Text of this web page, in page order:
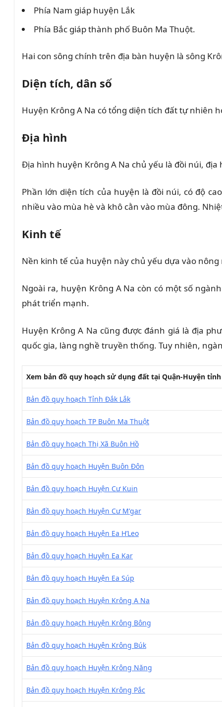
Phía Nam giáp huyện Lắk
Phía Bắc giáp thành phố Buôn Ma Thuột.
Hai con sông chính trên địa bàn huyện là sông
Diện tích, dân số
Huyện Krông A Na có tổng diện tích đất tự nhiên
Địa hình
Địa hình huyện Krông A Na chủ yếu là đồi núi,
Phần lớn diện tích của huyện là đồi núi, có độ
nhiều vào mùa hè và khô cằn vào mùa đông.
Kinh tế
Nền kinh tế của huyện này chủ yếu dựa vào
Ngoài ra, huyện Krông A Na còn có một số
phát triển mạnh.
Huyện Krông A Na cũng được đánh giá là địa
quốc gia, làng nghề truyền thống. Tuy nhiên,
Xem bản đồ quy hoạch sử dụng đất tại Quận-Huyện
Bản đồ quy hoạch Tỉnh Đắk Lắk
Bản đồ quy hoạch TP Buôn Ma Thuột
Bản đồ quy hoạch Thị Xã Buôn Hồ
Bản đồ quy hoạch Huyện Buôn Đôn
Bản đồ quy hoạch Huyện Cư Kuin
Bản đồ quy hoạch Huyện Cư M’gar
Bản đồ quy hoạch Huyện Ea H’Leo
Bản đồ quy hoạch Huyện Ea Kar
Bản đồ quy hoạch Huyện Ea Súp
Bản đồ quy hoạch Huyện Krông A Na
Bản đồ quy hoạch Huyện Krông Bông
Bản đồ quy hoạch Huyện Krông Búk
Bản đồ quy hoạch Huyện Krông Năng
Bản đồ quy hoạch Huyện Krông Pắc